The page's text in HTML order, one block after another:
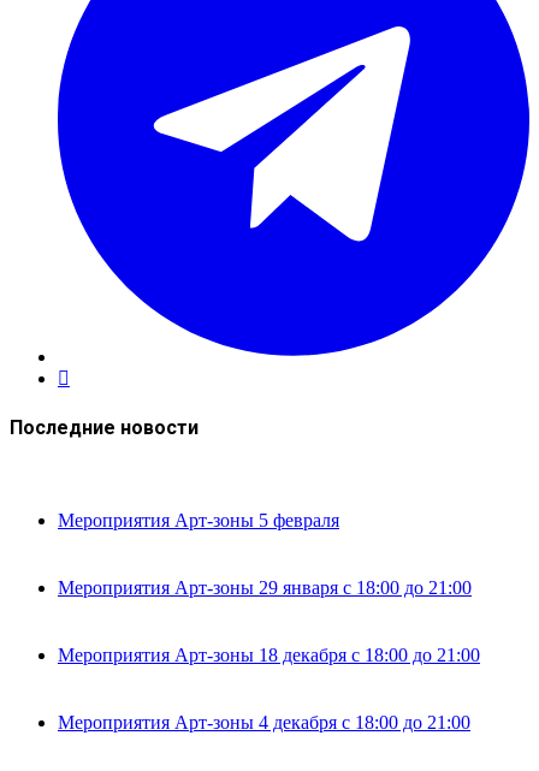
Последние новости
Мероприятия Арт-зоны 5 февраля
Мероприятия Арт-зоны 29 января с 18:00 до 21:00
Мероприятия Арт-зоны 18 декабря с 18:00 до 21:00
Мероприятия Арт-зоны 4 декабря с 18:00 до 21:00